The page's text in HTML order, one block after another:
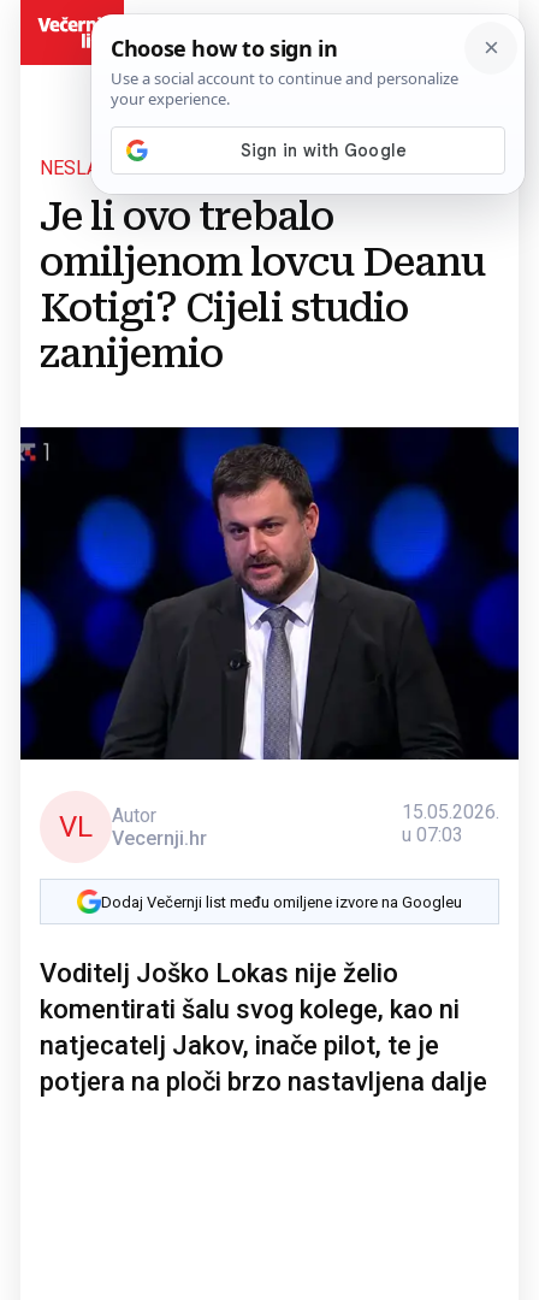
NESLANA ŠALA U 'POTJERI'
Je li ovo trebalo
omiljenom lovcu Deanu
Kotigi? Cijeli studio
zanijemio
VL
Autor
Vecernji.hr
15.05.2026.
u 07:03
Dodaj Večernji list među omiljene izvore na Googleu
Voditelj Joško Lokas nije želio
komentirati šalu svog kolege, kao ni
natjecatelj Jakov, inače pilot, te je
potjera na ploči brzo nastavljena dalje